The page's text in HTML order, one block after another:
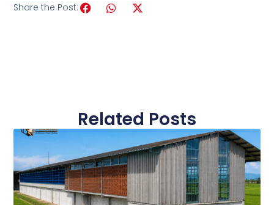
Share the Post:
Related Posts